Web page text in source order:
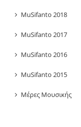
MuSifanto 2018
MuSifanto 2017
MuSifanto 2016
MuSifanto 2015
Μέρες Μουσικής